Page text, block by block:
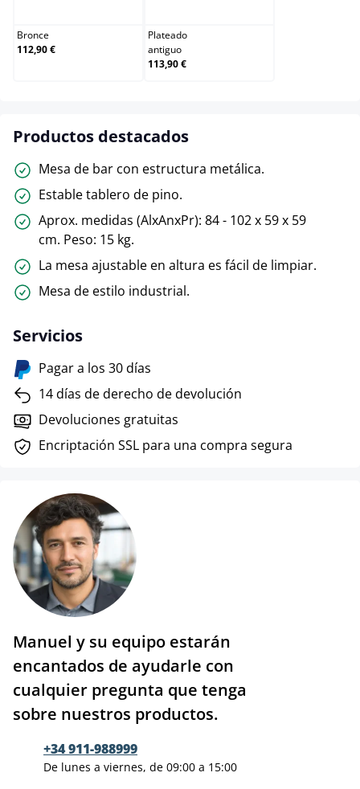
Bronce
112,90 €
Plateado
antiguo
113,90 €
Productos destacados
Mesa de bar con estructura metálica.
Estable tablero de pino.
Aprox. medidas (AlxAnxPr): 84 - 102 x 59 x 59
cm. Peso: 15 kg.
La mesa ajustable en altura es fácil de limpiar.
Mesa de estilo industrial.
Servicios
Pagar a los 30 días
14 días de derecho de devolución
Devoluciones gratuitas
Encriptación SSL para una compra segura
Manuel y su equipo estarán
encantados de ayudarle con
cualquier pregunta que tenga
sobre nuestros productos.
+34 911-988999
De lunes a viernes, de 09:00 a 15:00